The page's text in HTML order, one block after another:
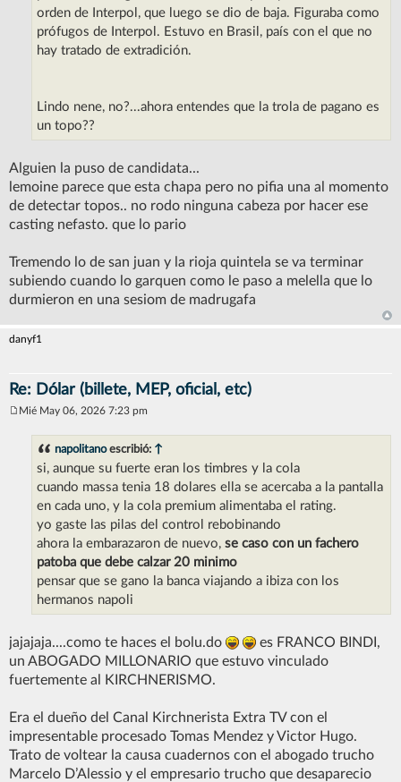
orden de Interpol, que luego se dio de baja. Figuraba como
prófugos de Interpol. Estuvo en Brasil, país con el que no
hay tratado de extradición.
Lindo nene, no?...ahora entendes que la trola de pagano es
un topo??
Alguien la puso de candidata...
lemoine parece que esta chapa pero no pifia una al momento
de detectar topos.. no rodo ninguna cabeza por hacer ese
casting nefasto. que lo pario
Tremendo lo de san juan y la rioja quintela se va terminar
subiendo cuando lo garquen como le paso a melella que lo
durmieron en una sesiom de madrugafa
danyf1
Re: Dólar (billete, MEP, oficial, etc)
Mié May 06, 2026 7:23 pm
napolitanoescribió: ↑
si, aunque su fuerte eran los timbres y la cola
cuando massa tenia 18 dolares ella se acercaba a la pantalla
en cada uno, y la cola premium alimentaba el rating.
yo gaste las pilas del control rebobinando
ahora la embarazaron de nuevo, se caso con un fachero
patoba que debe calzar 20 minimo
pensar que se gano la banca viajando a ibiza con los
hermanos napoli
jajajaja....como te haces el bolu.do
es FRANCO BINDI,
un ABOGADO MILLONARIO que estuvo vinculado
fuertemente al KIRCHNERISMO.
Era el dueño del Canal Kirchnerista Extra TV con el
impresentable procesado Tomas Mendez y Victor Hugo.
Trato de voltear la causa cuadernos con el abogado trucho
Marcelo D’Alessio y el empresario trucho que desaparecio